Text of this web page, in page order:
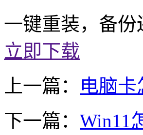
一键重装，备
立即下载
上一篇：
电脑
下一篇： Win11